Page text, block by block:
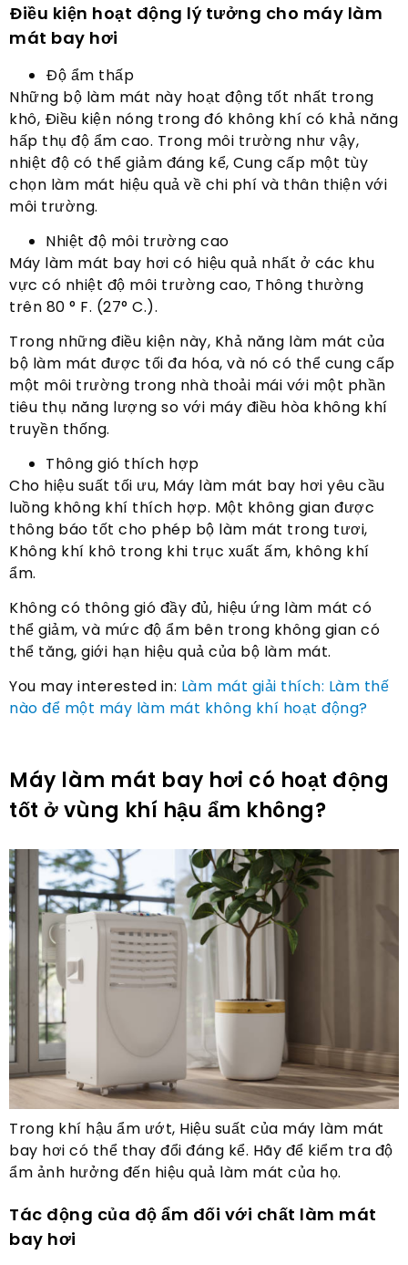
Điều kiện hoạt động lý tưởng cho máy làm
mát bay hơi
Độ ẩm thấp
Những bộ làm mát này hoạt động tốt nhất trong
khô, Điều kiện nóng trong đó không khí có khả năng
hấp thụ độ ẩm cao. Trong môi trường như vậy,
nhiệt độ có thể giảm đáng kể, Cung cấp một tùy
chọn làm mát hiệu quả về chi phí và thân thiện với
môi trường.
Nhiệt độ môi trường cao
Máy làm mát bay hơi có hiệu quả nhất ở các khu
vực có nhiệt độ môi trường cao, Thông thường
trên 80 ° F. (27° C.).
Trong những điều kiện này, Khả năng làm mát của
bộ làm mát được tối đa hóa, và nó có thể cung cấp
một môi trường trong nhà thoải mái với một phần
tiêu thụ năng lượng so với máy điều hòa không khí
truyền thống.
Thông gió thích hợp
Cho hiệu suất tối ưu, Máy làm mát bay hơi yêu cầu
luồng không khí thích hợp. Một không gian được
thông báo tốt cho phép bộ làm mát trong tươi,
Không khí khô trong khi trục xuất ấm, không khí
ẩm.
Không có thông gió đầy đủ, hiệu ứng làm mát có
thể giảm, và mức độ ẩm bên trong không gian có
thể tăng, giới hạn hiệu quả của bộ làm mát.
You may interested in: Làm mát giải thích: Làm thế
nào để một máy làm mát không khí hoạt động?
Máy làm mát bay hơi có hoạt động
tốt ở vùng khí hậu ẩm không?
Trong khí hậu ẩm ướt, Hiệu suất của máy làm mát
bay hơi có thể thay đổi đáng kể. Hãy để kiểm tra độ
ẩm ảnh hưởng đến hiệu quả làm mát của họ.
Tác động của độ ẩm đối với chất làm mát
bay hơi